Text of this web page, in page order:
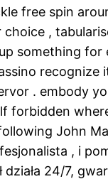
free spin
,
something for
recognize
. embody
forbidden
John
, i
24/7,